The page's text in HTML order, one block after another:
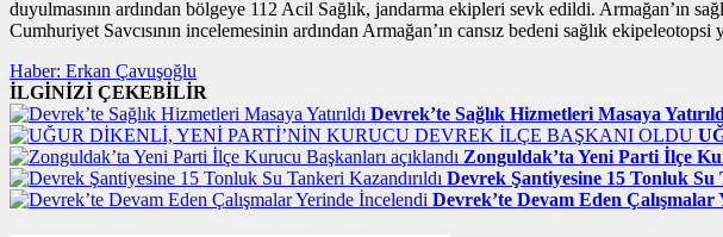
duyulmasının ardından bölgeye 112 Acil Sağlık, jandarma ekipleri sevk edildi. Armağan’ın
Cumhuriyet Savcısının incelemesinin ardından Armağan’ın cansız bedeni sağlık
Haber: Erkan Çavuşoğlu
İLGİNİZİ ÇEKEBİLİR
Devrek’te Sağlık Hizmetleri Masaya
Zonguldak’ta Yeni Parti İlçe
Devrek Şantiyesine 15 Tonluk Su
Devrek’te Devam Eden